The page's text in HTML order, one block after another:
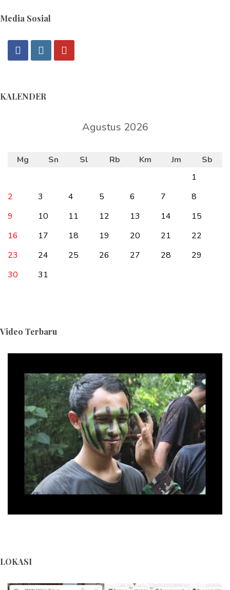
Media Sosial
KALENDER
Agustus 2026
Mg Sn Sl Rb Km Jm
Sb
1
2
3 4 5 6 7
8
9
10 11 12 13 14
15
16
17 18 19 20 21
22
23
24 25 26 27 28
29
30
31
Video Terbaru
LOKASI